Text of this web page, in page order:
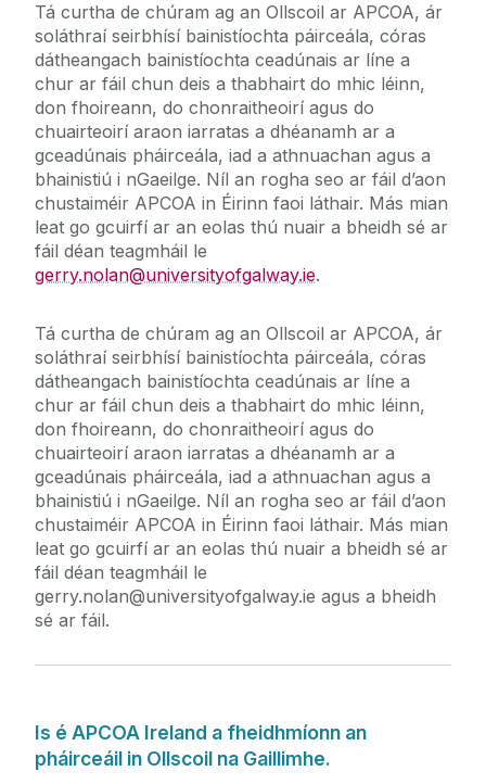
Soláthar
Athchúrsáil & Bainistíocht Dramhaíola
Slándáil
Tá curtha de chúram ag an Ollscoil ar APCOA, ár
soláthraí seirbhísí bainistíochta páirceála, córas
dátheangach bainistíochta ceadúnais ar líne a
chur ar fáil chun deis a thabhairt do mhic léinn,
don fhoireann, do chonraitheoirí agus do
chuairteoirí araon iarratas a dhéanamh ar a
gceadúnais pháirceála, iad a athnuachan agus a
bhainistiú i nGaeilge. Níl an rogha seo ar fáil d’aon
chustaiméir APCOA in Éirinn faoi láthair. Más mian
leat go gcuirfí ar an eolas thú nuair a bheidh sé ar
fáil déan teagmháil le
gerry.nolan@universityofgalway.ie.
Tá curtha de chúram ag an Ollscoil ar APCOA, ár
soláthraí seirbhísí bainistíochta páirceála, córas
dátheangach bainistíochta ceadúnais ar líne a
chur ar fáil chun deis a thabhairt do mhic léinn,
don fhoireann, do chonraitheoirí agus do
chuairteoirí araon iarratas a dhéanamh ar a
gceadúnais pháirceála, iad a athnuachan agus a
bhainistiú i nGaeilge. Níl an rogha seo ar fáil d’aon
chustaiméir APCOA in Éirinn faoi láthair. Más mian
leat go gcuirfí ar an eolas thú nuair a bheidh sé ar
fáil déan teagmháil le
gerry.nolan@universityofgalway.ie agus a bheidh
sé ar fáil.
Is é APCOA Ireland a fheidhmíonn an
pháirceáil in Ollscoil na Gaillimhe.